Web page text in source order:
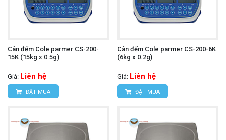
Cân đếm Cole parmer CS-200-
15K (15kg x 0.5g)
Giá: Liên hệ
ĐẶT MUA
Cân đếm Cole parmer CS-200-6K
(6kg x 0.2g)
Giá: Liên hệ
ĐẶT MUA